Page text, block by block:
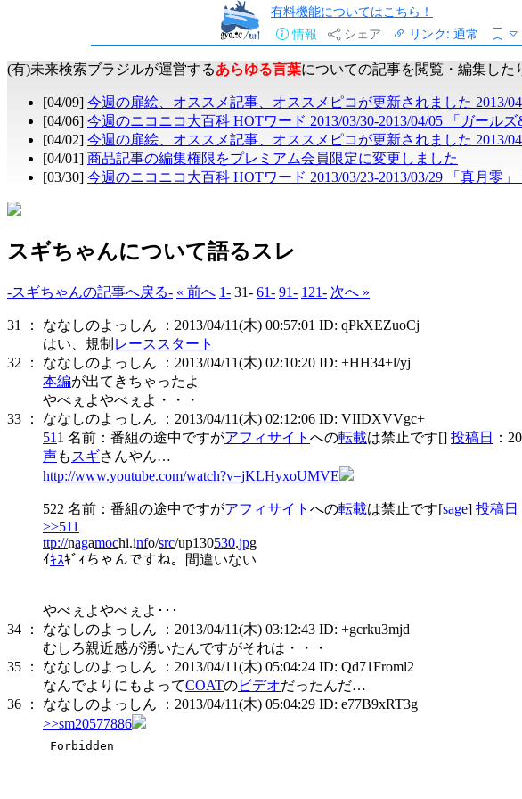
有料機能についてはこちら！
情報
シェア リンク: 通常